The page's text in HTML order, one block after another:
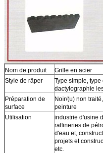
Nom de produit
Grille en acier
Style de râper
Type simple,
dactylographie
Préparation de
surface
Noir/(u) non
peinture
Utilisation
industrie d'usine
raffineries de
d'eau et,
projets et
etc.